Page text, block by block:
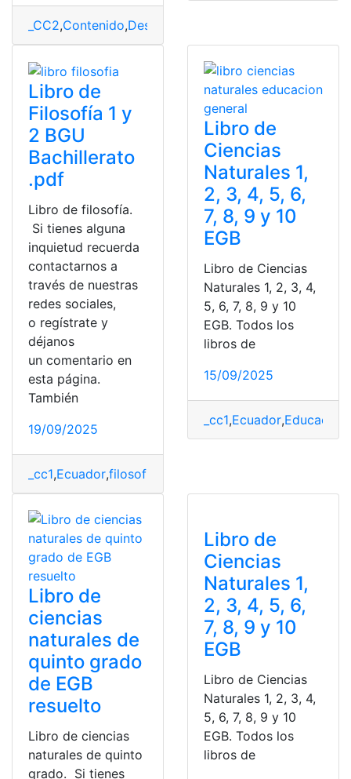
_CC2,Contenido,Descargar
Libro de
Filosofía 1 y
2 BGU
Bachillerato
.pdf
Libro de filosofía.
Si tienes alguna
inquietud recuerda
contactarnos a
través de nuestras
redes sociales,
o regístrate y
déjanos
un comentario en
esta página.
También
19/09/2025
_cc1,Ecuador,filosofía
Libro de
Ciencias
Naturales 1,
2, 3, 4, 5, 6,
7, 8, 9 y 10
EGB
Libro de Ciencias
Naturales 1, 2, 3, 4,
5, 6, 7, 8, 9 y 10
EGB. Todos los
libros de
15/09/2025
_cc1,Ecuador,Educación
Libro de
ciencias
naturales de
quinto grado
de EGB
resuelto
Libro de ciencias
naturales de quinto
grado. Si tienes
Libro de
Ciencias
Naturales 1,
2, 3, 4, 5, 6,
7, 8, 9 y 10
EGB
Libro de Ciencias
Naturales 1, 2, 3, 4,
5, 6, 7, 8, 9 y 10
EGB. Todos los
libros de